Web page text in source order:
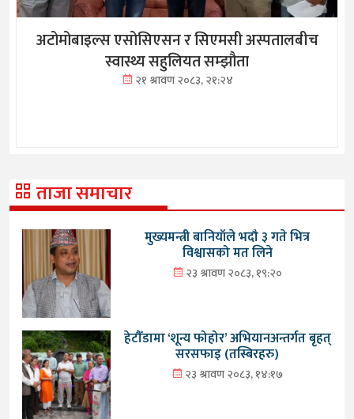
अटोमोबाइल्स एसोसिएसन र सिएमसी अस्पतालबीच
स्वास्थ्य सहुलियत सम्झौता
२१ श्रावण २०८३, २१:२४
ताजा समाचार
मुख्यमन्त्री बानियाँले भदौ ३ गते भित्र
विश्वासको मत लिने
२३ श्रावण २०८३, १९:२०
हेटौँडामा ‘शून्य फोहोर’ अभियानअन्तर्गत बृहत्
सरसफाइ (तस्बिरहरु)
२३ श्रावण २०८३, १४:१७